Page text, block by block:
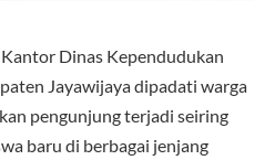
Dinas Kependudukan
Jayawijaya dipadati warga
pengunjung terjadi seiring
baru di berbagai jenjang